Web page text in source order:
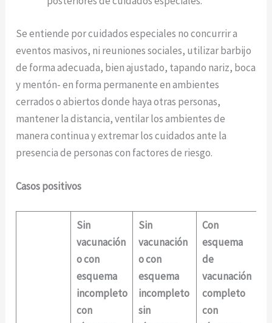
Se entiende por cuidados especiales no concurrir a
eventos masivos, ni reuniones sociales, utilizar barbijo
de forma adecuada, bien ajustado, tapando nariz, boca
y mentón- en forma permanente en ambientes
cerrados o abiertos donde haya otras personas,
mantener la distancia, ventilar los ambientes de
manera continua y extremar los cuidados ante la
presencia de personas con factores de riesgo.
Casos positivos
Sin
vacunación
o con
esquema
incompleto
con
Sin
vacunación
o con
esquema
incompleto
sin
Con
esquema
de
vacunación
completo
con